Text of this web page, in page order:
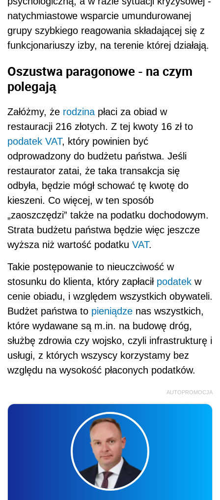
natychmiastowe wsparcie umundurowanej
grupy szybkiego reagowania składającej się z
funkcjonariuszy izby, na terenie której działają.
Oszustwa paragonowe - na czym
polegają
Załóżmy, że rodzina płaci za obiad w
restauracji 216 złotych. Z tej kwoty 16 zł to
podatek VAT, który powinien być
odprowadzony do budżetu państwa. Jeśli
restaurator zatai, że taka transakcja się
odbyła, będzie mógł schować tę kwotę do
kieszeni. Co więcej, w ten sposób
„zaoszczędzi” także na podatku dochodowym.
Strata budżetu państwa będzie więc jeszcze
wyższa niż wartość podatku VAT.
Takie postępowanie to nieuczciwość w
stosunku do klienta, który zapłacił podatek w
cenie obiadu, i względem wszystkich obywateli.
Budżet państwa to pieniądze nas wszystkich,
które wydawane są m.in. na budowę dróg,
służbę zdrowia czy wojsko, czyli infrastrukturę i
usługi, z których wszyscy korzystamy bez
względu na wysokość płaconych podatków.
AUTOPROMOCJA